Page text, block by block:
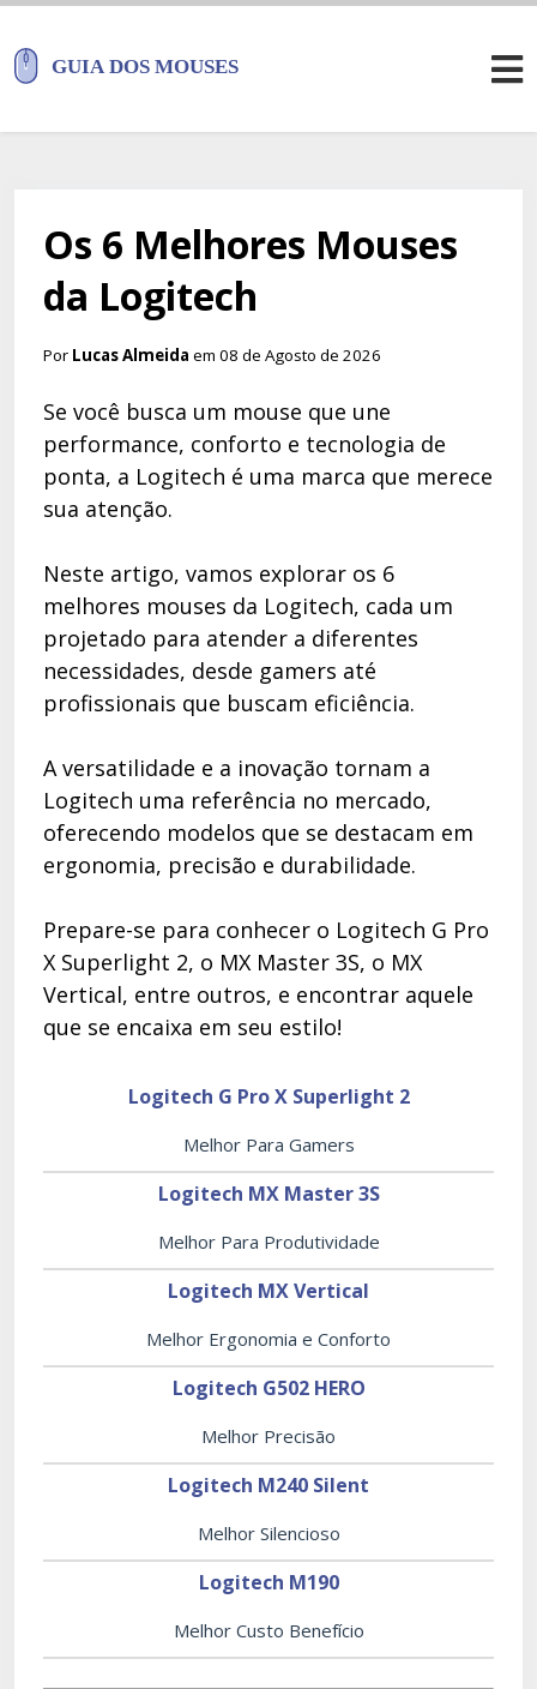
Os 6 Melhores Mouses
da Logitech
Por Lucas Almeida em 08 de Agosto de 2026
Se você busca um mouse que une
performance, conforto e tecnologia de
ponta, a Logitech é uma marca que merece
sua atenção.
Neste artigo, vamos explorar os 6
melhores mouses da Logitech, cada um
projetado para atender a diferentes
necessidades, desde gamers até
profissionais que buscam eficiência.
A versatilidade e a inovação tornam a
Logitech uma referência no mercado,
oferecendo modelos que se destacam em
ergonomia, precisão e durabilidade.
Prepare-se para conhecer o Logitech G Pro
X Superlight 2, o MX Master 3S, o MX
Vertical, entre outros, e encontrar aquele
que se encaixa em seu estilo!
Logitech G Pro X Superlight 2
Melhor Para Gamers
Logitech MX Master 3S
Melhor Para Produtividade
Logitech MX Vertical
Melhor Ergonomia e Conforto
Logitech G502 HERO
Melhor Precisão
Logitech M240 Silent
Melhor Silencioso
Logitech M190
Melhor Custo Benefício